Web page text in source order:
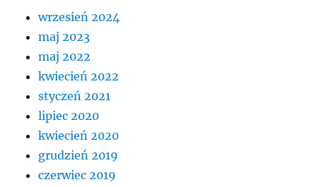
wrzesień 2024
maj 2023
maj 2022
kwiecień 2022
styczeń 2021
lipiec 2020
kwiecień 2020
grudzień 2019
czerwiec 2019